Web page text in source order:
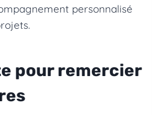
personnalisé
pour remercier